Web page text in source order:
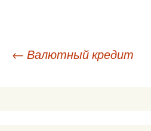
Навигация
← Валютный кредит